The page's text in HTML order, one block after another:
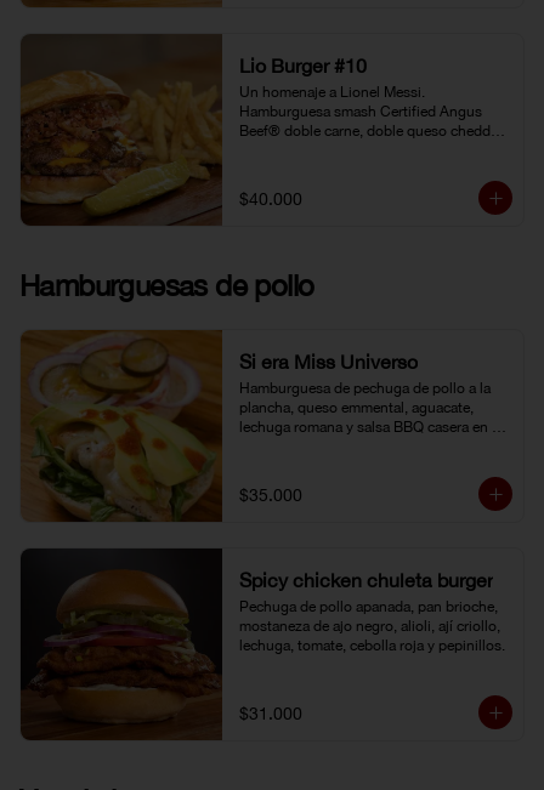
Lio Burger #10
Un homenaje a Lionel Messi.
Hamburguesa smash Certified Angus
Beef® doble carne, doble queso cheddar,
$40.000
Hamburguesas de pollo
Si era Miss Universo
Hamburguesa de pechuga de pollo a la
plancha, queso emmental, aguacate,
lechuga romana y salsa BBQ casera en
$35.000
Spicy chicken chuleta burger
Pechuga de pollo apanada, pan brioche,
mostaneza de ajo negro, alioli, ají criollo,
lechuga, tomate, cebolla roja y pepinillos.
$31.000